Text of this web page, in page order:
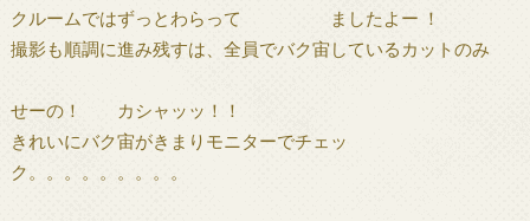
クルームではずっとわらって ましたよー ！
撮影も順調に進み残すは、全員でバク宙しているカットのみ
せーの！ カシャッッ！！
きれいにバク宙がきまりモニターでチェッ
ク。。。。。。。。。